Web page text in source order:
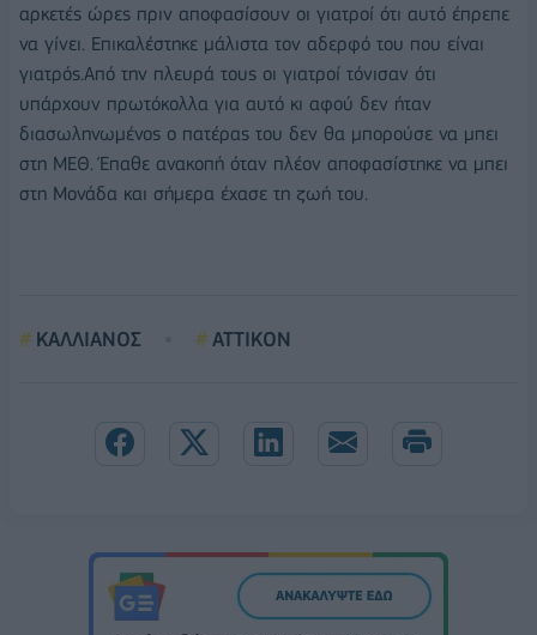
αρκετές ώρες πριν αποφασίσουν οι γιατροί ότι αυτό έπρεπε
να γίνει. Επικαλέστηκε μάλιστα τον αδερφό του που είναι
γιατρός.Από την πλευρά τους οι γιατροί τόνισαν ότι
υπάρχουν πρωτόκολλα για αυτό κι αφού δεν ήταν
διασωληνωμένος ο πατέρας του δεν θα μπορούσε να μπει
στη ΜΕΘ. Έπαθε ανακοπή όταν πλέον αποφασίστηκε να μπει
στη Μονάδα και σήμερα έχασε τη ζωή του.
ΚΑΛΛΙΑΝΟΣ ΑΤΤΙΚΟΝ